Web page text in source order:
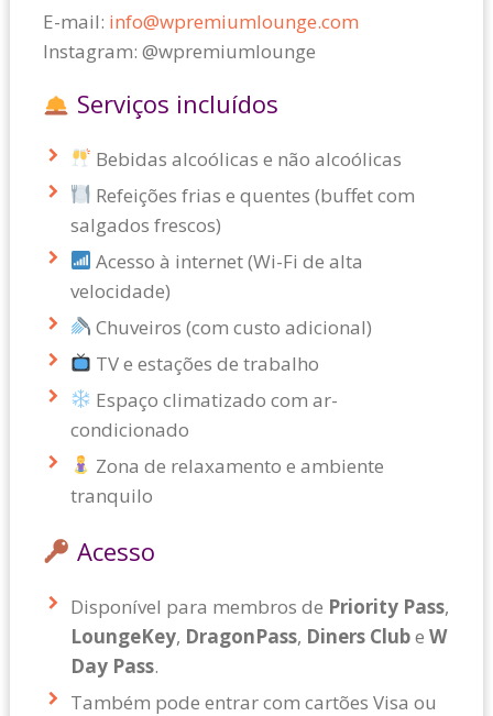
E-mail: info@wpremiumlounge.com
Instagram: @wpremiumlounge
Serviços incluídos
Bebidas alcoólicas e não alcoólicas
Refeições frias e quentes (buffet com
salgados frescos)
Acesso à internet (Wi-Fi de alta
velocidade)
Chuveiros (com custo adicional)
TV e estações de trabalho
Espaço climatizado com ar-
condicionado
Zona de relaxamento e ambiente
tranquilo
Acesso
Disponível para membros de Priority Pass,
LoungeKey, DragonPass, Diners Clube W
Day Pass.
Também pode entrar com cartões Visa ou